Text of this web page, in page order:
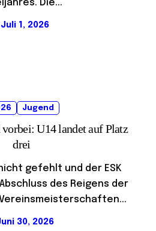
Die...
Juli 1, 2026
Jugend
U14 landet auf Platz
drei
gefehlt und der ESK
des Reigens der
30, 2026